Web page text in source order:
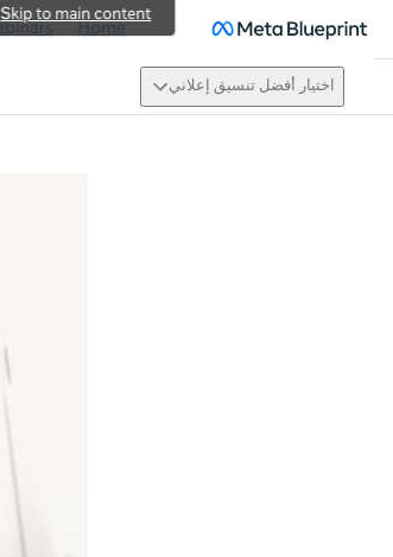
Skip to main content
اختيار أفضل تنسيق إعلاني